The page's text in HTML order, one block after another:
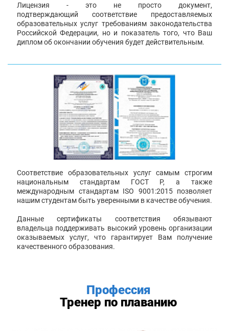
Лицензия - это не просто документ,
подтверждающий соответствие предоставляемых
образовательных услуг требованиям законодательства
Российской Федерации, но и показатель того, что Ваш
диплом об окончании обучения будет действительным.
Соответствие образовательных услуг самым строгим
национальным стандартам ГОСТ Р, а также
международным стандартам ISO 9001:2015 позволяет
нашим студентам быть уверенными в качестве обучения.
Данные сертификаты соответствия обязывают
владельца поддерживать высокий уровень организации
оказываемых услуг, что гарантирует Вам получение
качественного образования.
Профессия
Тренер по плаванию